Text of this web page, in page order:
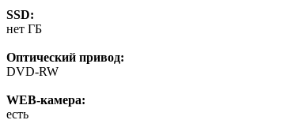
SSD:
нет ГБ
Оптический привод:
DVD-RW
WEB-камера:
есть